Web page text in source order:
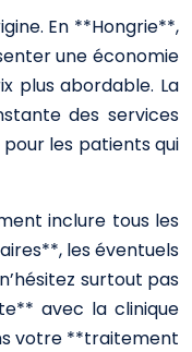
En **Hongrie**,
une économie
plus abordable. La
des services
les patients qui
inclure tous les
les éventuels
surtout pas
avec la clinique
votre **traitement